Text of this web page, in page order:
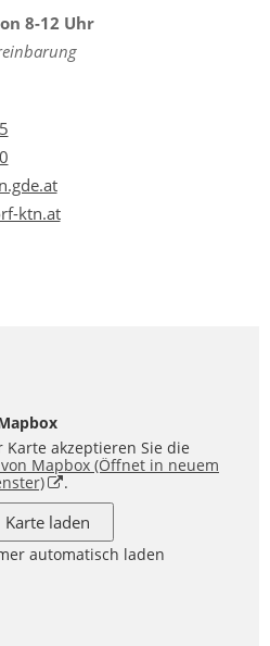
8-12 Uhr
ktn.at
akzeptieren Sie die
Mapbox (Öffnet in neuem
.
Karte laden
automatisch laden